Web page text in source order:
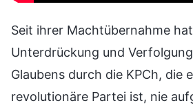
Seit ihrer Machtübernahme
Unterdrückung und
Glaubens durch die KPCh, die
revolutionäre Partei ist, nie